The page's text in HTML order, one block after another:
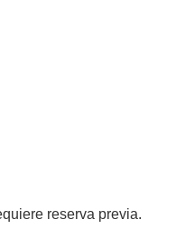
reserva previa.